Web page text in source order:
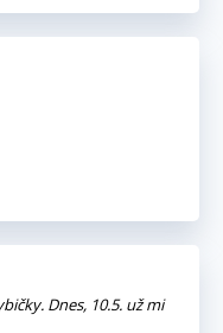
Dnes, 10.5. už mi